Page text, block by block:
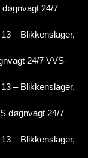
24/7
– Blikkenslager,
24/7 VVS-
– Blikkenslager,
døgnvagt 24/7
– Blikkenslager,